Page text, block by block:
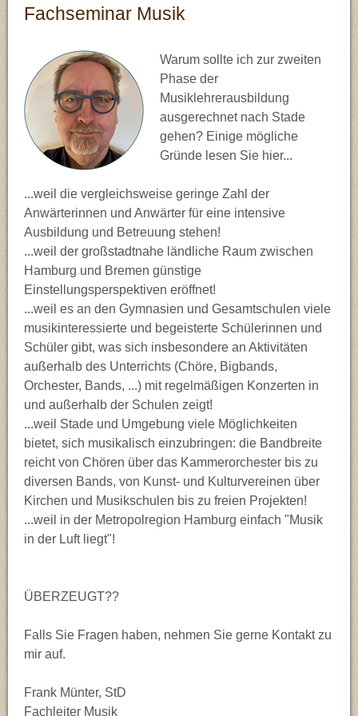
Impressum
Chemie (Ch)
Deutsch (De)
Englisch (En)
Erdkunde (Ek)
Französisch (Fr)
Geschichte (Ge)
Informatik (If)
Kunst (Ku)
Mathematik (Ma)
Musik (Mu)
Philosophie (Phil)
Physik (Ph)
Spanisch (Sn)
Bilingualer Unterricht
Medienpädagogik
Gesellschaftslehre
Naturwissenschaften
Schulen
IServ
Stade
Fachseminar Musik
Warum sollte ich zur zweiten
Phase der
Musiklehrerausbildung
ausgerechnet nach Stade
gehen? Einige mögliche
Gründe lesen Sie hier...
...weil die vergleichsweise geringe Zahl der
Anwärterinnen und Anwärter für eine intensive
Ausbildung und Betreuung stehen!
...weil der großstadtnahe ländliche Raum zwischen
Hamburg und Bremen günstige
Einstellungsperspektiven eröffnet!
...weil es an den Gymnasien und Gesamtschulen viele
musikinteressierte und begeisterte Schülerinnen und
Schüler gibt, was sich insbesondere an Aktivitäten
außerhalb des Unterrichts (Chöre, Bigbands,
Orchester, Bands, ...) mit regelmäßigen Konzerten in
und außerhalb der Schulen zeigt!
...weil Stade und Umgebung viele Möglichkeiten
bietet, sich musikalisch einzubringen: die Bandbreite
reicht von Chören über das Kammerorchester bis zu
diversen Bands, von Kunst- und Kulturvereinen über
Kirchen und Musikschulen bis zu freien Projekten!
...weil in der Metropolregion Hamburg einfach "Musik
in der Luft liegt"!
ÜBERZEUGT??
Falls Sie Fragen haben, nehmen Sie gerne Kontakt zu
mir auf.
Frank Münter, StD
Fachleiter Musik